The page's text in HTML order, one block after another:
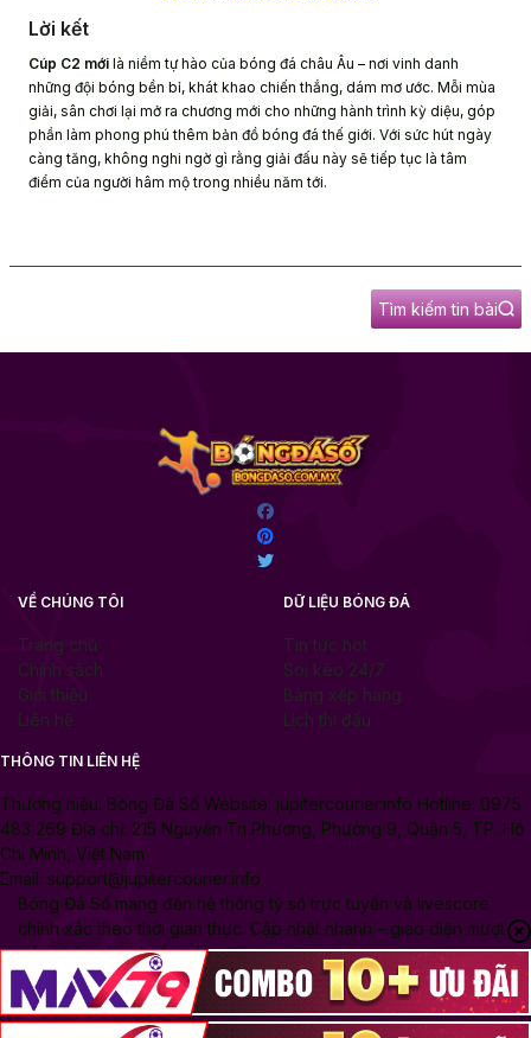
Lời kết
Cúp C2 mới là niềm tự hào của bóng đá châu Âu – nơi vinh danh
những đội bóng bền bỉ, khát khao chiến thắng, dám mơ ước. Mỗi mùa
giải, sân chơi lại mở ra chương mới cho những hành trình kỳ diệu, góp
phần làm phong phú thêm bản đồ bóng đá thế giới. Với sức hút ngày
càng tăng, không nghi ngờ gì rằng giải đấu này sẽ tiếp tục là tâm
điểm của người hâm mộ trong nhiều năm tới.
Tìm kiếm tin bài
VỀ CHÚNG TÔI
Trang chủ
Chính sách
Giới thiệu
Liên hệ
DỮ LIỆU BÓNG ĐÁ
Tin tức hot
Soi kèo 24/7
Bảng xếp hạng
Lịch thi đấu
THÔNG TIN LIÊN HỆ
Thương hiệu: Bóng Đá Số Website: jupitercourier.info Hotline: 0975
483 269 Địa chỉ: 215 Nguyễn Tri Phương, Phường 9, Quận 5, TP. Hồ
Chí Minh, Việt Nam
Email: support@jupitercourier.info
Bóng Đá Số mang đến hệ thống tỷ số trực tuyến và livescore
chính xác theo thời gian thực. Cập nhật nhanh – giao diện mượt
mà – thông tin chuẩn xác.
Copyright © 2025 Bongdaso10.com .All rights reserved.